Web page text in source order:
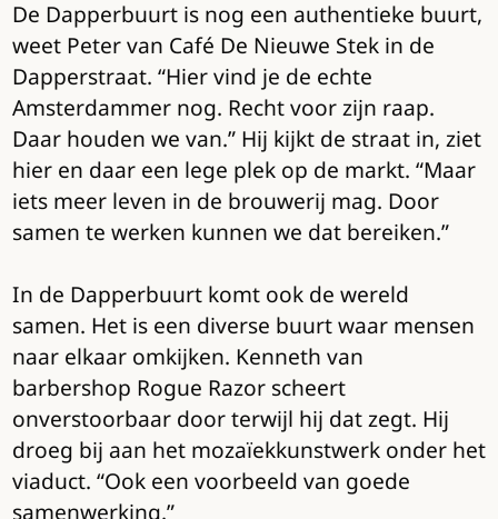
De Dapperbuurt is nog een authentieke buurt,
weet Peter van Café De Nieuwe Stek in de
Dapperstraat. “Hier vind je de echte
Amsterdammer nog. Recht voor zijn raap.
Daar houden we van.” Hij kijkt de straat in, ziet
hier en daar een lege plek op de markt. “Maar
iets meer leven in de brouwerij mag. Door
samen te werken kunnen we dat bereiken.”
In de Dapperbuurt komt ook de wereld
samen. Het is een diverse buurt waar mensen
naar elkaar omkijken. Kenneth van
barbershop Rogue Razor scheert
onverstoorbaar door terwijl hij dat zegt. Hij
droeg bij aan het mozaïekkunstwerk onder het
viaduct. “Ook een voorbeeld van goede
samenwerking.”